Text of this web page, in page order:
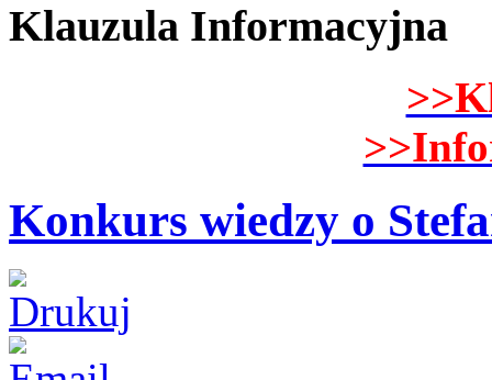
Klauzula Informacyjna
Konkurs wiedzy o